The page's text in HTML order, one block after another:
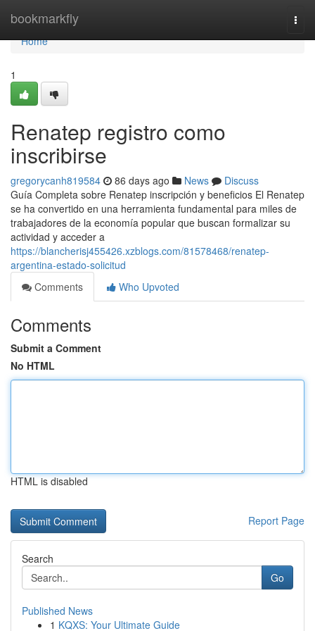
bookmarkfly
Home
Home
1
Renatep registro como
inscribirse
gregorycanh819584 86 days ago News
Discuss
Guía Completa sobre Renatep inscripción y beneficios El Renatep
se ha convertido en una herramienta fundamental para miles de
trabajadores de la economía popular que buscan formalizar su
actividad y acceder a
https://blancherisj455426.xzblogs.com/81578468/renatep-
argentina-estado-solicitud
Comments
Who Upvoted
Comments
Submit a Comment
No HTML
HTML is disabled
Report Page
Search
Go
Published News
1 KQXS: Your Ultimate Guide